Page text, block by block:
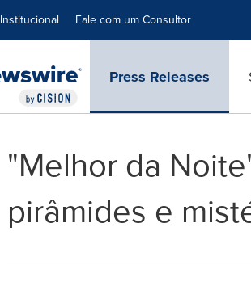
Institucional Fale com um Consultor
Press Releases
"Melhor da
pirâmides e